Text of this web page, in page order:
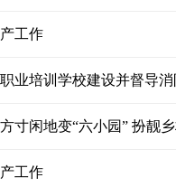
工作
业培训学校建设并督导
寸闲地变“六小园” 扮靓
工作